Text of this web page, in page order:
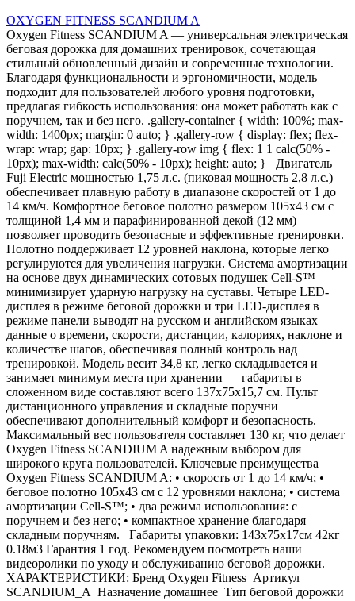
OXYGEN FITNESS SCANDIUM A
Oxygen Fitness SCANDIUM A — универсальная электрическая
беговая дорожка для домашних тренировок, сочетающая
стильный обновленный дизайн и современные технологии.
Благодаря функциональности и эргономичности, модель
подходит для пользователей любого уровня подготовки,
предлагая гибкость использования: она может работать как с
поручнем, так и без него. .gallery-container { width: 100%; max-
width: 1400px; margin: 0 auto; } .gallery-row { display: flex; flex-
wrap: wrap; gap: 10px; } .gallery-row img { flex: 1 1 calc(50% -
10px); max-width: calc(50% - 10px); height: auto; } Двигатель
Fuji Electric мощностью 1,75 л.с. (пиковая мощность 2,8 л.с.)
обеспечивает плавную работу в диапазоне скоростей от 1 до
14 км/ч. Комфортное беговое полотно размером 105х43 см с
толщиной 1,4 мм и парафинированной декой (12 мм)
позволяет проводить безопасные и эффективные тренировки.
Полотно поддерживает 12 уровней наклона, которые легко
регулируются для увеличения нагрузки. Система амортизации
на основе двух динамических сотовых подушек Cell-S™
минимизирует ударную нагрузку на суставы. Четыре LED-
дисплея в режиме беговой дорожки и три LED-дисплея в
режиме панели выводят на русском и английском языках
данные о времени, скорости, дистанции, калориях, наклоне и
количестве шагов, обеспечивая полный контроль над
тренировкой. Модель весит 34,8 кг, легко складывается и
занимает минимум места при хранении — габариты в
сложенном виде составляют всего 137х75х15,7 см. Пульт
дистанционного управления и складные поручни
обеспечивают дополнительный комфорт и безопасность.
Максимальный вес пользователя составляет 130 кг, что делает
Oxygen Fitness SCANDIUM A надежным выбором для
широкого круга пользователей. Ключевые преимущества
Oxygen Fitness SCANDIUM A: • скорость от 1 до 14 км/ч; •
беговое полотно 105х43 см с 12 уровнями наклона; • система
амортизации Cell-S™; • два режима использования: с
поручнем и без него; • компактное хранение благодаря
складным поручням. Габариты упаковки: 143х75х17см 42кг
0.18м3 Гарантия 1 год. Рекомендуем посмотреть наши
видеоролики по уходу и обслуживанию беговой дорожки.
ХАРАКТЕРИСТИКИ: Бренд Oxygen Fitness Артикул
SCANDIUM_A Назначение домашнее Тип беговой дорожки